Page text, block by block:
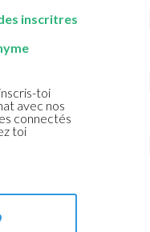
inscritres
toi
avec nos
connectés
toi